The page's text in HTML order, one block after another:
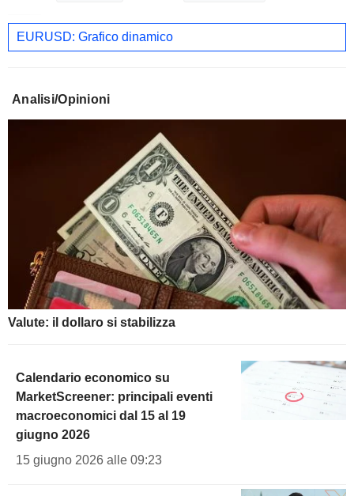
EURUSD: Grafico dinamico
Analisi/Opinioni
Valute: il dollaro si stabilizza
Calendario economico su
MarketScreener: principali eventi
macroeconomici dal 15 al 19
giugno 2026
15 giugno 2026 alle 09:23